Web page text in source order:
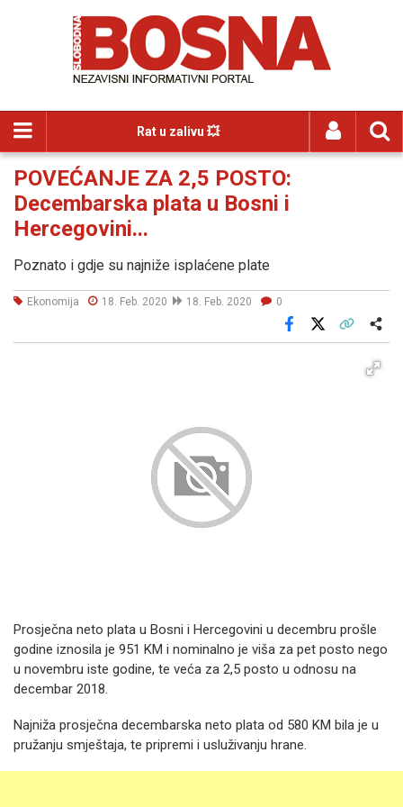
Rat u zalivu 💥
POVEĆANJE ZA 2,5 POSTO:
Decembarska plata u Bosni i
Hercegovini...
Poznato i gdje su najniže isplaćene plate
Ekonomija 18. Feb. 2020 18. Feb. 2020 0
Facebook
Prosječna neto plata u Bosni i Hercegovini u decembru prošle
godine iznosila je 951 KM i nominalno je viša za pet posto nego
u novembru iste godine, te veća za 2,5 posto u odnosu na
decembar 2018.
Najniža prosječna decembarska neto plata od 580 KM bila je u
pružanju smještaja, te pripremi i usluživanju hrane.